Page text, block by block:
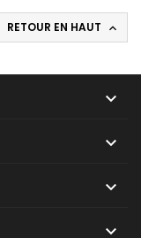
RETOUR EN HAUT 



